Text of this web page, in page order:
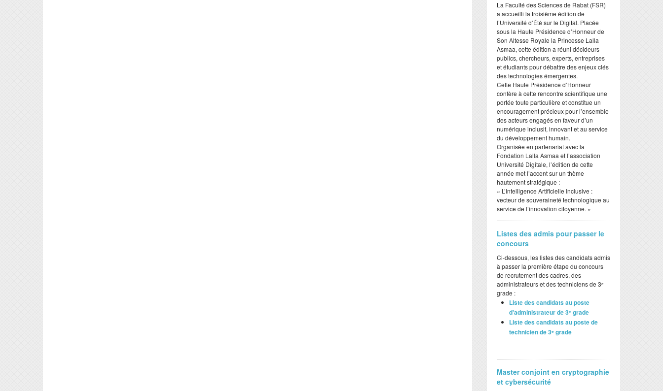
​La Faculté des Sciences de Rabat (FSR)
a accueilli la troisième édition de
l’Université d’Été sur le Digital. Placée
sous la Haute Présidence d’Honneur de
Son Altesse Royale la Princesse Lalla
Asmaa, cette édition a réuni décideurs
publics, chercheurs, experts, entreprises
et étudiants pour débattre des enjeux clés
des technologies émergentes.
​Cette Haute Présidence d’Honneur
confère à cette rencontre scientifique une
portée toute particulière et constitue un
encouragement précieux pour l’ensemble
des acteurs engagés en faveur d’un
numérique inclusif, innovant et au service
du développement humain.
​Organisée en partenariat avec la
Fondation Lalla Asmaa et l’association
Université Digitale, l’édition de cette
année met l’accent sur un thème
hautement stratégique :
​« L’Intelligence Artificielle Inclusive :
vecteur de souveraineté technologique au
service de l’innovation citoyenne. »
Listes des admis pour passer le
concours
Ci-dessous, les listes des candidats admis
à passer la première étape du concours
de recrutement des cadres, des
administrateurs et des techniciens de 3ᵉ
grade :
Liste des candidats au poste
d'administrateur de 3ᵉ grade
Liste des candidats au poste de
technicien de 3ᵉ grade
Master conjoint en cryptographie
et cybersécurité